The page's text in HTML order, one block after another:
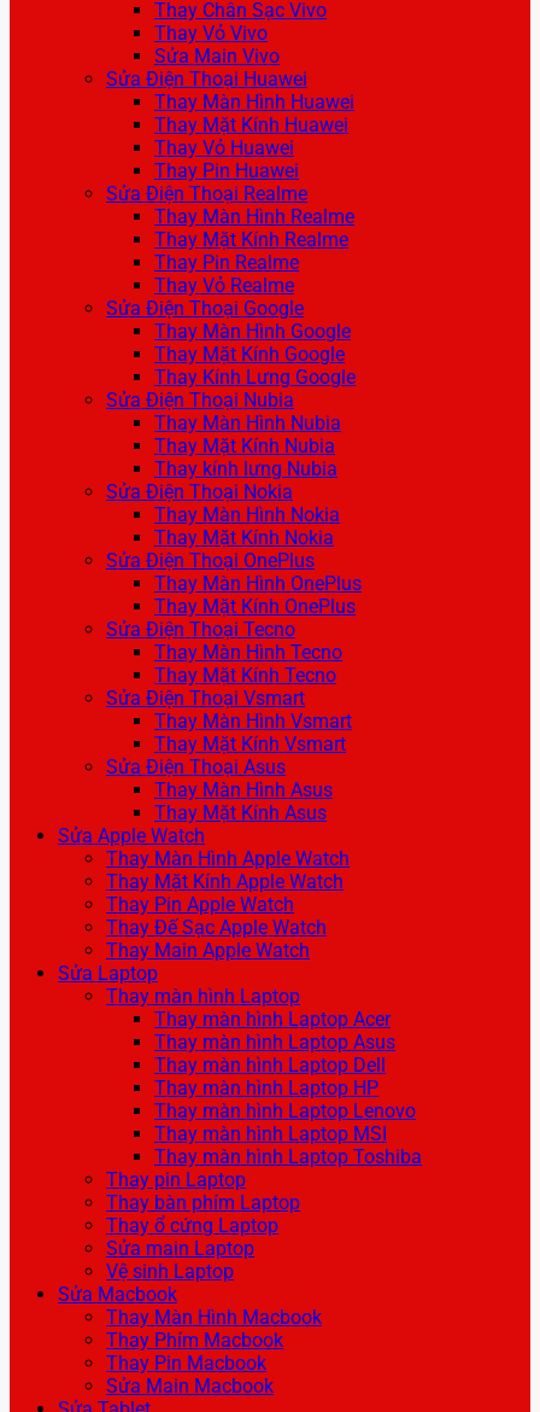
Thay Chân Sạc Vivo
Thay Vỏ Vivo
Sửa Main Vivo
Sửa Điện Thoại Huawei
Thay Màn Hình Huawei
Thay Mặt Kính Huawei
Thay Vỏ Huawei
Thay Pin Huawei
Sửa Điện Thoại Realme
Thay Màn Hình Realme
Thay Mặt Kính Realme
Thay Pin Realme
Thay Vỏ Realme
Sửa Điện Thoại Google
Thay Màn Hình Google
Thay Mặt Kính Google
Thay Kính Lưng Google
Sửa Điện Thoại Nubia
Thay Màn Hình Nubia
Thay Mặt Kính Nubia
Thay kính lưng Nubia
Sửa Điện Thoại Nokia
Thay Màn Hình Nokia
Thay Mặt Kính Nokia
Sửa Điện Thoại OnePlus
Thay Màn Hình OnePlus
Thay Mặt Kính OnePlus
Sửa Điện Thoại Tecno
Thay Màn Hình Tecno
Thay Mặt Kính Tecno
Sửa Điện Thoại Vsmart
Thay Màn Hình Vsmart
Thay Mặt Kính Vsmart
Sửa Điện Thoại Asus
Thay Màn Hình Asus
Thay Mặt Kính Asus
Sửa Apple Watch
Thay Màn Hình Apple Watch
Thay Mặt Kính Apple Watch
Thay Pin Apple Watch
Thay Đế Sạc Apple Watch
Thay Main Apple Watch
Sửa Laptop
Thay màn hình Laptop
Thay màn hình Laptop Acer
Thay màn hình Laptop Asus
Thay màn hình Laptop Dell
Thay màn hình Laptop HP
Thay màn hình Laptop Lenovo
Thay màn hình Laptop MSI
Thay màn hình Laptop Toshiba
Thay pin Laptop
Thay bàn phím Laptop
Thay ổ cứng Laptop
Sửa main Laptop
Vệ sinh Laptop
Sửa Macbook
Thay Màn Hình Macbook
Thay Phím Macbook
Thay Pin Macbook
Sửa Main Macbook